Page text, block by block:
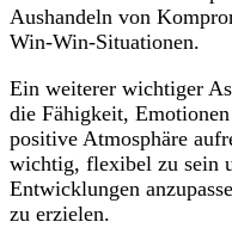
Aushandeln von
Win-Win-Situationen.
Ein weiterer wichtiger
die Fähigkeit,
positive Atmosphäre
wichtig, flexibel zu sein
Entwicklungen
zu erzielen.